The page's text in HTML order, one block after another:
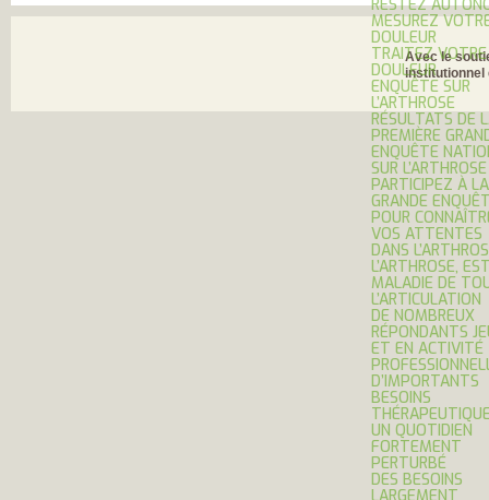
RESTEZ
MESUREZ
DOULEUR
TRAITEZ VOTRE
DOULEUR
ENQUÊTE SUR
L’ARTHROSE
RÉSULTATS DE
PREMIÈRE
ENQUÊTE
SUR L’ARTHROSE
PARTICIPEZ À LA
GRANDE
POUR
VOS ATTENTES
DANS
L’ARTHROSE,
MALADIE DE
L’ARTICULATION
DE NOMBREUX
RÉPONDANTS
ET EN ACTIVITÉ
D’IMPORTANTS
BESOINS
UN QUOTIDIEN
FORTEMENT
PERTURBÉ
DES BESOINS
Avec le
institutionnel